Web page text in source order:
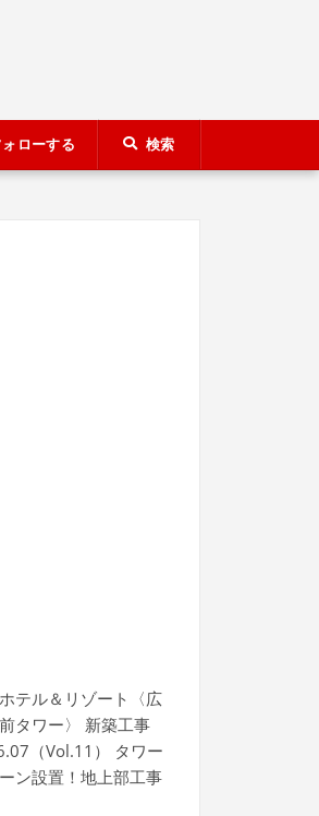
ォローする 検索
テル＆リゾート〈広
タワー〉 新築工事
（Vol.11） タワー
ン設置！地上部工事